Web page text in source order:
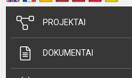
PROJEKTAI
DOKUMENTAI